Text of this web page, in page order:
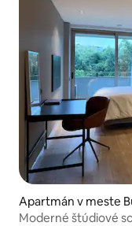
Apartmán v meste
Moderné štúdiové